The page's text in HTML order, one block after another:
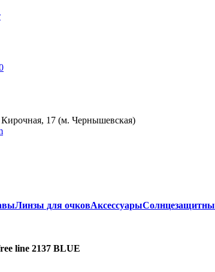
Кирочная, 17 (м. Чернышевская)
Линзы для очковАксессуары
line 2137 BLUE